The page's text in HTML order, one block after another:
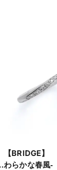
【BRIDGE
わらかな春風‐